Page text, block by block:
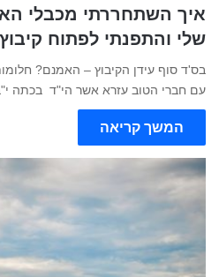
איך השתחררתי מכבלי
שלי והתפנתי לפתוח
בס'ד סוף עידן הקיבוץ – האמנם?
עם חברי הטוב עזרא אשר הי"ד בכתה
המשך קריאה